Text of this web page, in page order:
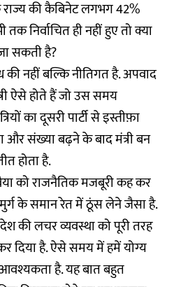
की कैबिनेट लगभग 42%
तक निर्वाचित ही नहीं हुए तो क्या
सकती है?
की नहीं बल्कि नीतिगत है. अपवाद
ऐसे होते हैं जो उस समय
का दूसरी पार्टी से इस्तीफ़ा
और संख्या बढ़ने के बाद मंत्री बन
होता है.
को राजनैतिक मजबूरी कह कर
के समान रेत में ठूंस लेने जैसा है.
देश की लचर व्यवस्था को पूरी तरह
दिया है. ऐसे समय में हमें योग्य
आवश्यकता है. यह बात बहुत